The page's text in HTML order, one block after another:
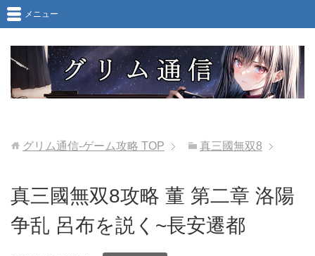
メニュー
グリム通信-ゲーム攻略 TOP 真三國無双8
真三國無双8攻略 董 第二章 洛陽
争乱 呂布を説く~長安遷都